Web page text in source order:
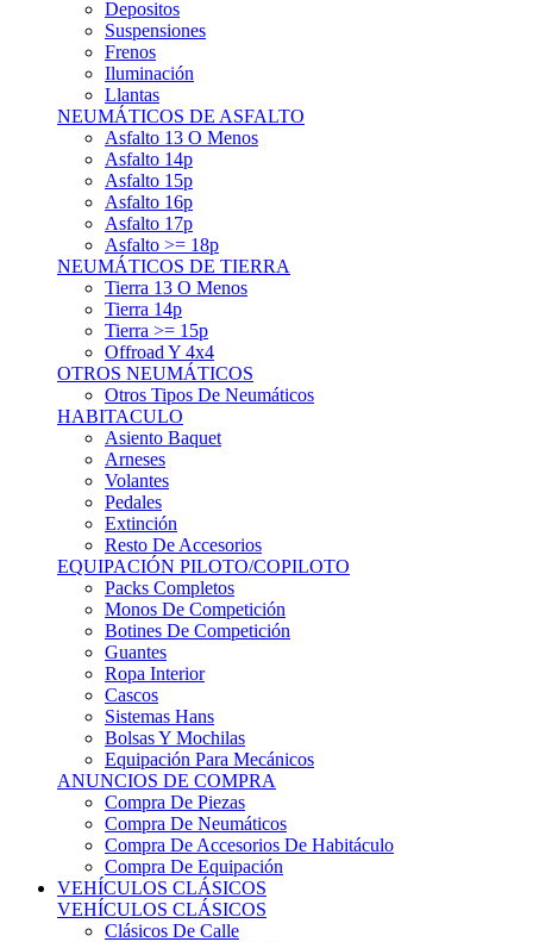
Frenos
Iluminación
Llantas
NEUMÁTICOS DE ASFALTO
Asfalto 13 O Menos
Asfalto 14p
Asfalto 15p
Asfalto 16p
Asfalto 17p
Asfalto >= 18p
NEUMÁTICOS DE TIERRA
Tierra 13 O Menos
Tierra 14p
Tierra >= 15p
Offroad Y 4x4
OTROS NEUMÁTICOS
Otros Tipos De Neumáticos
HABITACULO
Asiento Baquet
Arneses
Volantes
Pedales
Extinción
Resto De Accesorios
EQUIPACIÓN PILOTO/COPILOTO
Packs Completos
Monos De Competición
Botines De Competición
Guantes
Ropa Interior
Cascos
Sistemas Hans
Bolsas Y Mochilas
Equipación Para Mecánicos
ANUNCIOS DE COMPRA
Compra De Piezas
Compra De Neumáticos
Compra De Accesorios De Habitáculo
Compra De Equipación
VEHÍCULOS CLÁSICOS
VEHÍCULOS CLÁSICOS
Clásicos De Calle
Clásicos De Competición